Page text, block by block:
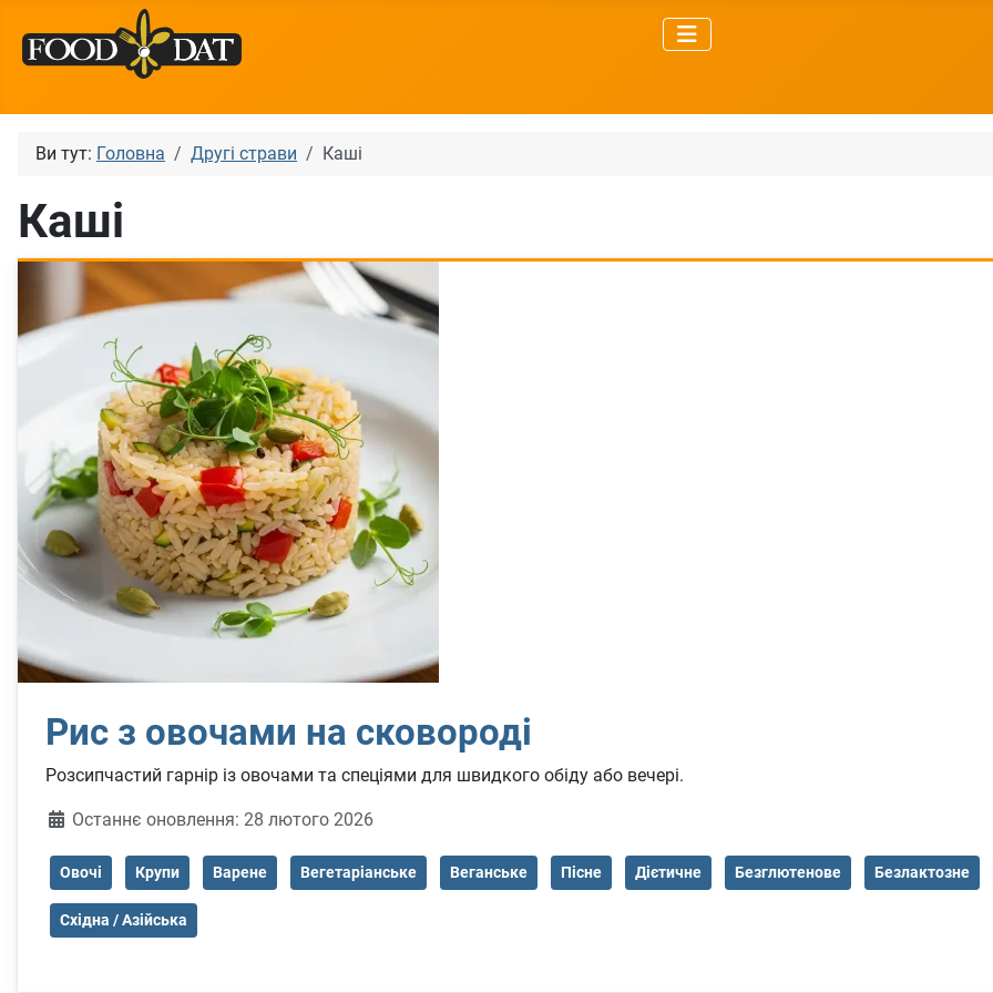
Ви тут: Головна Другі страви Каші
Каші
Рис з овочами на сковороді
Розсипчастий гарнір із овочами та спеціями для швидкого обіду або вечері.
ДеталіОстаннє оновлення: 28 лютого 2026
Овочі Крупи Варене Вегетаріанське Веганське Пісне Дієтичне Безглютенове Безлактозне
Східна / Азійська